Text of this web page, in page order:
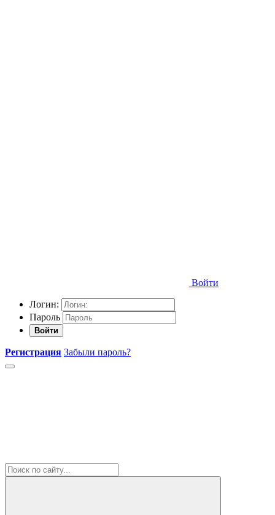
Войти
Логин:
Пароль
Войти
Регистрация Забыли пароль?